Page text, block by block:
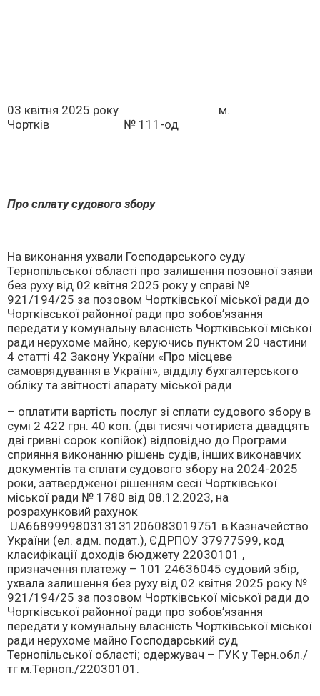
03 квітня 2025 року м.
Чортків № 111-од
Про сплату судового збору
На виконання ухвали Господарського суду
Тернопільської області про залишення позовної заяви
без руху від 02 квітня 2025 року у справі №
921/194/25 за позовом Чортківської міської ради до
Чортківської районної ради про зобов’язання
передати у комунальну власність Чортківської міської
ради нерухоме майно, керуючись пунктом 20 частини
4 статті 42 Закону України «Про місцеве
самоврядування в Україні», відділу бухгалтерського
обліку та звітності апарату міської ради
– оплатити вартість послуг зі сплати судового збору в
сумі 2 422 грн. 40 коп. (дві тисячі чотириста двадцять
дві гривні сорок копійок) відповідно до Програми
сприяння виконанню рішень судів, інших виконавчих
документів та сплати судового збору на 2024-2025
роки, затвердженої рішенням сесії Чортківської
міської ради № 1780 від 08.12.2023, на
розрахунковий рахунок
UA668999980313131206083019751 в Казначейство
України (ел. адм. подат.), ЄДРПОУ 37977599, код
класифікації доходів бюджету 22030101 ,
призначення платежу – 101 24636045 судовий збір,
ухвала залишення без руху від 02 квітня 2025 року №
921/194/25 за позовом Чортківської міської ради до
Чортківської районної ради про зобов’язання
передати у комунальну власність Чортківської міської
ради нерухоме майно Господарський суд
Тернопільської області; одержувач – ГУК у Терн.обл./
тг м.Терноп./22030101.